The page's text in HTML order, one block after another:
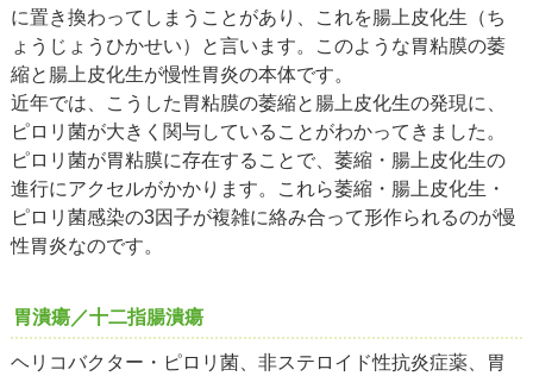
に置き換わってしまうことがあり、これを腸上皮化生（ち
ょうじょうひかせい）と言います。このような胃粘膜の萎
縮と腸上皮化生が慢性胃炎の本体です。
近年では、こうした胃粘膜の萎縮と腸上皮化生の発現に、
ピロリ菌が大きく関与していることがわかってきました。
ピロリ菌が胃粘膜に存在することで、萎縮・腸上皮化生の
進行にアクセルがかかります。これら萎縮・腸上皮化生・
ピロリ菌感染の3因子が複雑に絡み合って形作られるのが慢
性胃炎なのです。
胃潰瘍／十二指腸潰瘍
ヘリコバクター・ピロリ菌、非ステロイド性抗炎症薬、胃